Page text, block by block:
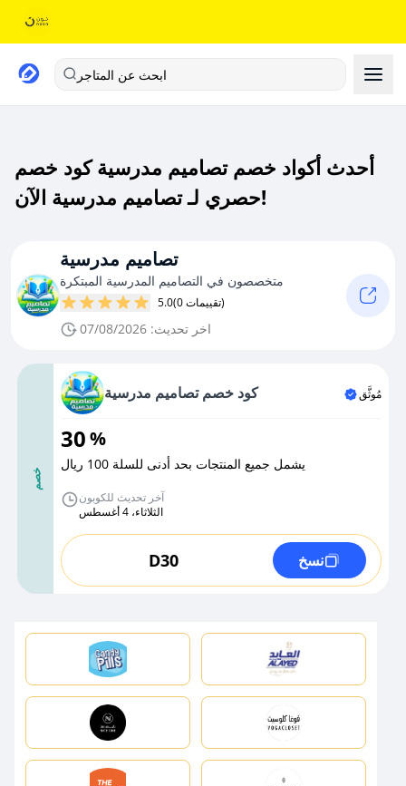
ابحث عن المتاجر
أحدث أكواد خصم تصاميم مدرسية كود خصم
حصري لـ تصاميم مدرسية الآن!
تصاميم مدرسية
متخصصون في التصاميم المدرسية المبتكرة
5.0 (0 تقييمات)
اخر تحديث: 07/08/2026
خصم
كود خصم تصاميم مدرسية مُوثَّق
30%
يشمل جميع المنتجات بحد أدنى للسلة 100 ريال
آخر تحديث للكوبون
الثلاثاء، 4 أغسطس
D30 نسخ